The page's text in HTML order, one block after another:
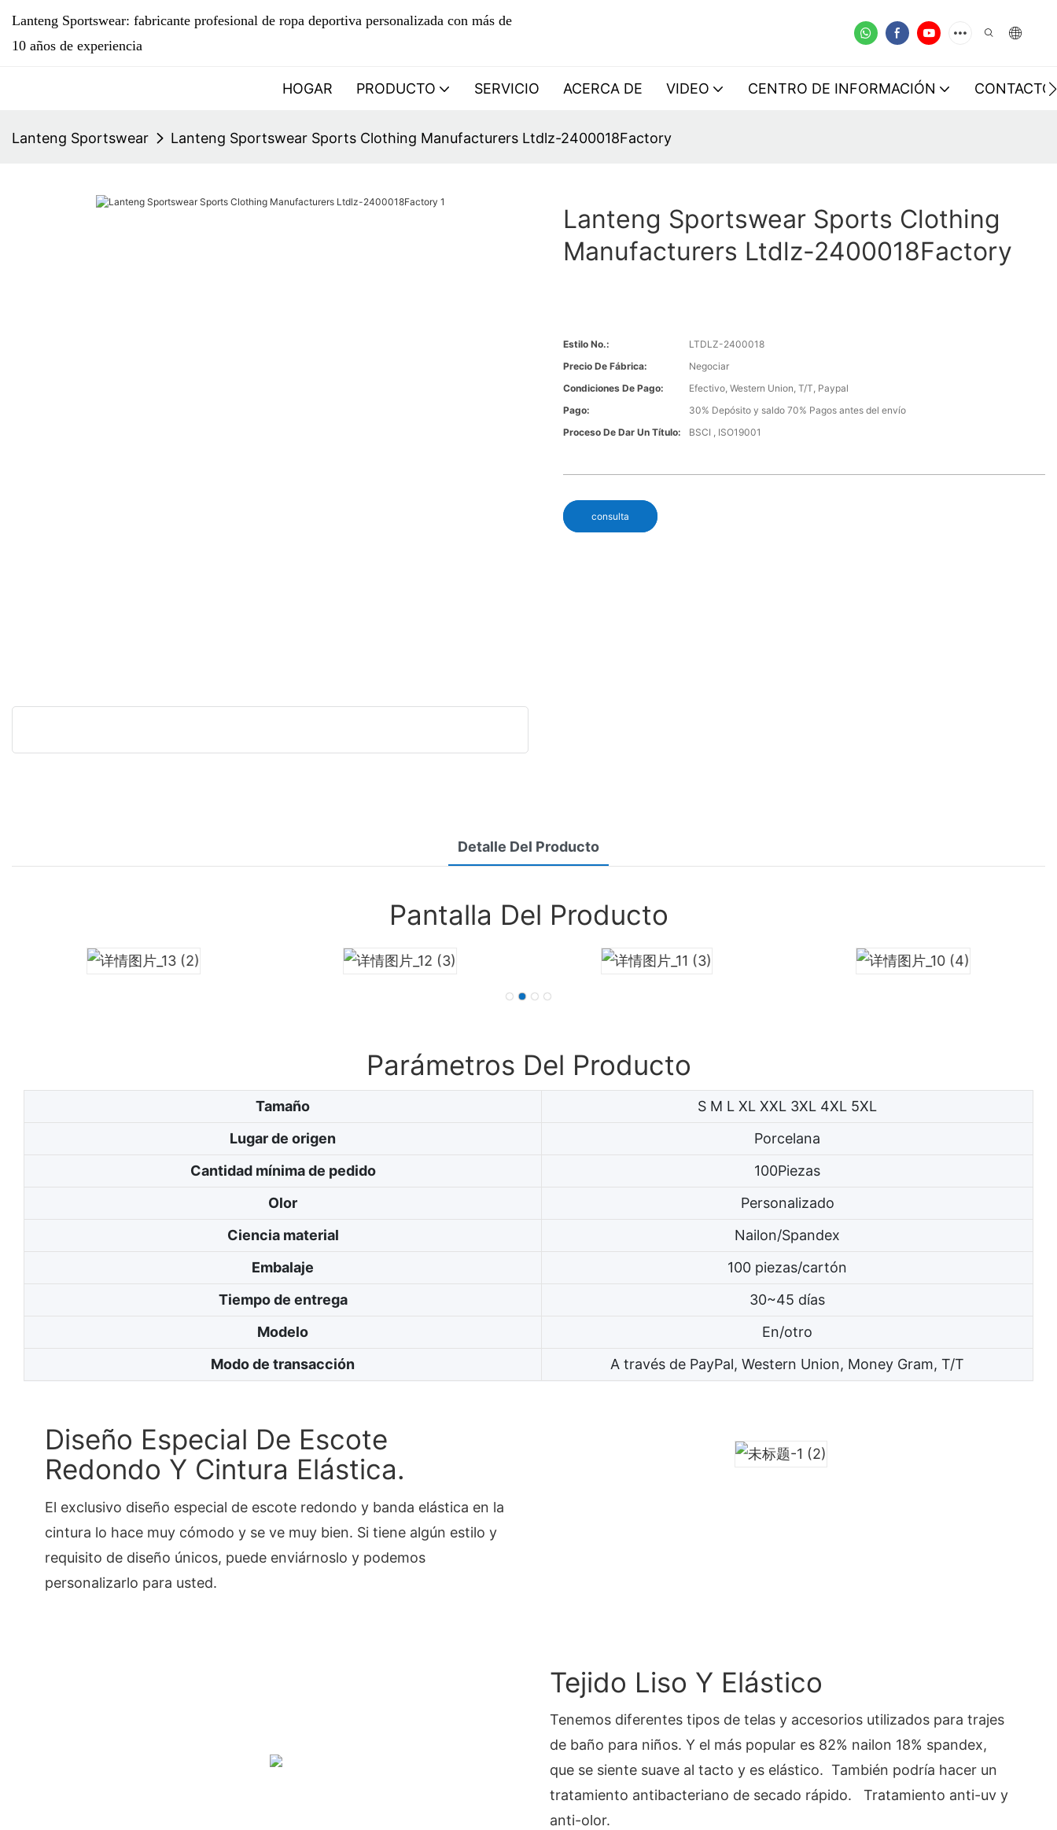
Lanteng Sportswear: fabricante profesional de ropa deportiva personalizada con más de
10 años de experiencia
HOGAR PRODUCTO SERVICIO ACERCA DE VIDEO CENTRO DE INFORMACIÓN CONTACTO
Lanteng Sportswear Lanteng Sportswear Sports Clothing Manufacturers Ltdlz-2400018Factory
Lanteng Sportswear Sports Clothing
Manufacturers Ltdlz-2400018Factory
Estilo No.:
LTDLZ-2400018
Precio De Fábrica:
Negociar
Condiciones De Pago:
Efectivo, Western Union, T/T, Paypal
Pago:
30% Depósito y saldo 70% Pagos antes del envío
Proceso De Dar Un Título:
BSCI , ISO19001
consulta
Detalle Del Producto
Pantalla Del Producto
Parámetros Del Producto
Tamaño
S M L XL XXL 3XL 4XL 5XL
Lugar de origen
Porcelana
Cantidad mínima de pedido
100Piezas
Olor
Personalizado
Ciencia material
Nailon/Spandex
Embalaje
100 piezas/cartón
Tiempo de entrega
30~45 días
Modelo
En/otro
Modo de transacción
A través de PayPal, Western Union, Money Gram, T/T
Diseño Especial De Escote
Redondo Y Cintura Elástica.
El exclusivo diseño especial de escote redondo y banda elástica en la
cintura lo hace muy cómodo y se ve muy bien. Si tiene algún estilo y
requisito de diseño únicos, puede enviárnoslo y podemos
personalizarlo para usted.
Tejido Liso Y Elástico
Tenemos diferentes tipos de telas y accesorios utilizados para trajes
de baño para niños. Y el más popular es 82% nailon 18% spandex,
que se siente suave al tacto y es elástico. También podría hacer un
tratamiento antibacteriano de secado rápido. Tratamiento anti-uv y
anti-olor.